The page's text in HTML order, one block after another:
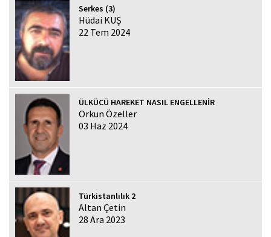
Serkes (3)
Hüdai KUŞ
22 Tem 2024
ÜLKÜCÜ HAREKET NASIL ENGELLENİR
Orkun Özeller
03 Haz 2024
Türkistanlılık 2
Altan Çetin
28 Ara 2023